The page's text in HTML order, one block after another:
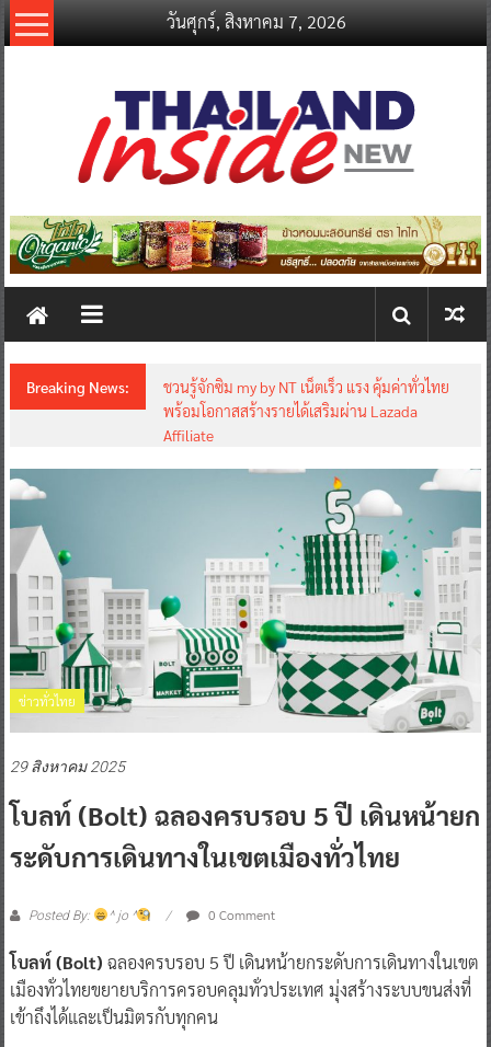
Skip
to
วันศุกร์, สิงหาคม 7, 2026
thailandinsidenew.com
Thailand
New
Breaking News:
ชวนรู้จักซิม my by NT เน็ตเร็ว แรง คุ้มค่าทั่วไทย
พร้อมโอกาสสร้างรายได้เสริมผ่าน Lazada
Affiliate
ข่าวทั่วไทย
29 สิงหาคม 2025
โบลท์ (Bolt) ฉลองครบรอบ 5 ปี เดินหน้ายก
ระดับการเดินทางในเขตเมืองทั่วไทย
Posted By: ^ jo ^ 0 Comment
โบลท์ (Bolt) ฉลองครบรอบ 5 ปี เดินหน้ายกระดับการเดินทางในเขต
เมืองทั่วไทยขยายบริการครอบคลุมทั่วประเทศ มุ่งสร้างระบบขนส่งที่
เข้าถึงได้และเป็นมิตรกับทุกคน